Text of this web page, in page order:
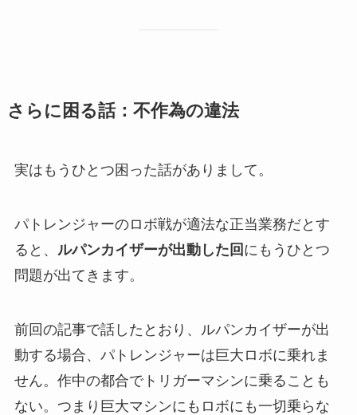
さらに困る話：不作為の違法
実はもうひとつ困った話がありまして。
パトレンジャーのロボ戦が適法な正当業務だとす
ると、 ルパンカイザーが出動した回 にもうひとつ
問題が出てきます。
前回の記事で話したとおり、ルパンカイザーが出
動する場合、パトレンジャーは巨大ロボに乗れま
せん。作中の都合でトリガーマシンに乗ることも
ない。つまり巨大マシンにもロボにも一切乗らな